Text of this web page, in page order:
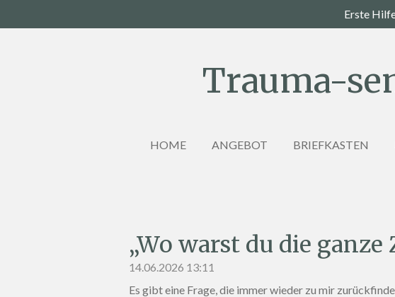
Hauptinhalt
Erste
Trauma-
HOME ANGEBOT BRIEFKASTEN
„Wo warst du die ganze
14.06.2026 13:11
Es gibt eine Frage, die immer wieder zu mir